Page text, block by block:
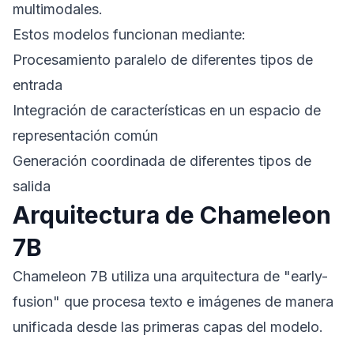
multimodales.
Estos modelos funcionan mediante:
Procesamiento paralelo de diferentes tipos de
entrada
Integración de características en un espacio de
representación común
Generación coordinada de diferentes tipos de
salida
Arquitectura de Chameleon
7B
Chameleon 7B utiliza una arquitectura de "early-
fusion" que procesa texto e imágenes de manera
unificada desde las primeras capas del modelo.